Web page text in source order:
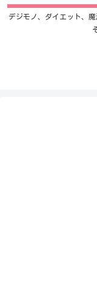
デジモノ、ダイエット、